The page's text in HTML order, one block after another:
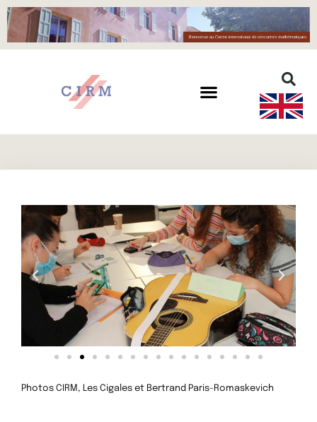
Photos CIRM, Les Cigales et Bertrand Paris-Romaskevich